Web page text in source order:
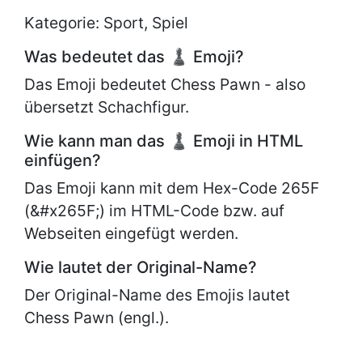
Kategorie: Sport, Spiel
Was bedeutet das ♟ Emoji?
Das Emoji bedeutet Chess Pawn - also
übersetzt Schachfigur.
Wie kann man das ♟ Emoji in HTML
einfügen?
Das Emoji kann mit dem Hex-Code 265F
(&#x265F;) im HTML-Code bzw. auf
Webseiten eingefügt werden.
Wie lautet der Original-Name?
Der Original-Name des Emojis lautet
Chess Pawn (engl.).